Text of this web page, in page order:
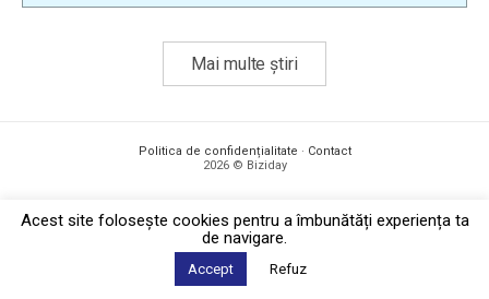
Mai multe știri
Politica de confidențialitate · Contact
2026 © Biziday
Acest site foloseşte cookies pentru a îmbunătăți experiența ta
de navigare.
Accept Refuz